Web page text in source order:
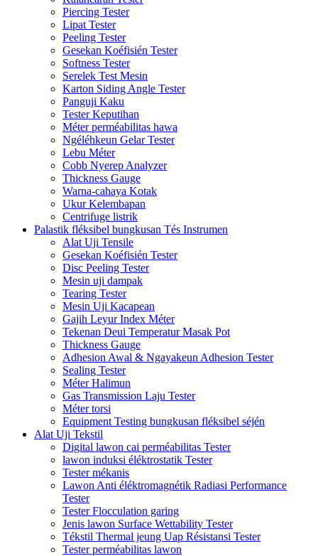
Piercing Tester
Lipat Tester
Peeling Tester
Gesekan Koéfisién Tester
Softness Tester
Serelek Test Mesin
Karton Siding Angle Tester
Panguji Kaku
Tester Keputihan
Méter perméabilitas hawa
Ngéléhkeun Gelar Tester
Lebu Méter
Cobb Nyerep Analyzer
Thickness Gauge
Warna-cahaya Kotak
Ukur Kelembapan
Centrifuge listrik
Palastik fléksibel bungkusan Tés Instrumen
Alat Uji Tensile
Gesekan Koéfisién Tester
Disc Peeling Tester
Mesin uji dampak
Tearing Tester
Mesin Uji Kacapean
Gajih Leyur Index Méter
Tekenan Deui Temperatur Masak Pot
Thickness Gauge
Adhesion Awal & Ngayakeun Adhesion Tester
Sealing Tester
Méter Halimun
Gas Transmission Laju Tester
Méter torsi
Equipment Testing bungkusan fléksibel séjén
Alat Uji Tekstil
Digital lawon cai perméabilitas Tester
lawon induksi éléktrostatik Tester
Tester mékanis
Lawon Anti éléktromagnétik Radiasi Performance
Tester
Tester Flocculation garing
Jenis lawon Surface Wettability Tester
Tékstil Thermal jeung Uap Résistansi Tester
Tester perméabilitas lawon